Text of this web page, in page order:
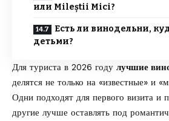
или Mileștii Mici?
Есть ли винодельни,
детьми?
Для туриста в 2026 году лучшие
делятся не только на «известные» и
Одни подходят для первого визита и
другие лучше оставлять под